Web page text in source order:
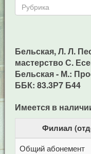
Бельская, Л. Л.
мастерство С.
Бельская - М.:
ББК: 83.3Р7 Б44
Имеется в
Филиал
Общий абонемент